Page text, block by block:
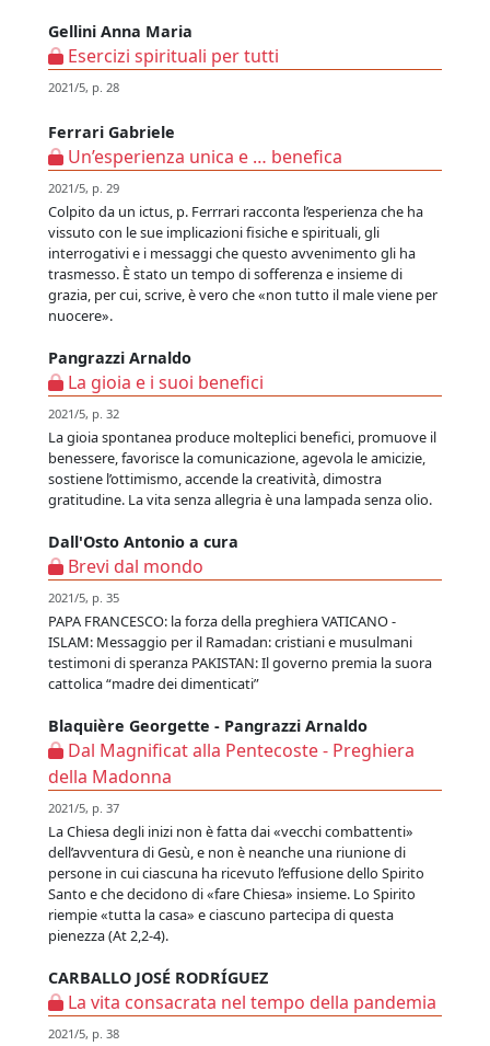
Gellini Anna Maria
Esercizi spirituali per tutti
2021/5, p. 28
Ferrari Gabriele
Un’esperienza unica e … benefica
2021/5, p. 29
Colpito da un ictus, p. Ferrrari racconta l’esperienza che ha
vissuto con le sue implicazioni fisiche e spirituali, gli
interrogativi e i messaggi che questo avvenimento gli ha
trasmesso. È stato un tempo di sofferenza e insieme di
grazia, per cui, scrive, è vero che «non tutto il male viene per
nuocere».
Pangrazzi Arnaldo
La gioia e i suoi benefici
2021/5, p. 32
La gioia spontanea produce molteplici benefici, promuove il
benessere, favorisce la comunicazione, agevola le amicizie,
sostiene l’ottimismo, accende la creatività, dimostra
gratitudine. La vita senza allegria è una lampada senza olio.
Dall'Osto Antonio a cura
Brevi dal mondo
2021/5, p. 35
PAPA FRANCESCO: la forza della preghiera VATICANO -
ISLAM: Messaggio per il Ramadan: cristiani e musulmani
testimoni di speranza PAKISTAN: Il governo premia la suora
cattolica “madre dei dimenticati”
Blaquière Georgette - Pangrazzi Arnaldo
Dal Magnificat alla Pentecoste - Preghiera
della Madonna
2021/5, p. 37
La Chiesa degli inizi non è fatta dai «vecchi combattenti»
dell’avventura di Gesù, e non è neanche una riunione di
persone in cui ciascuna ha ricevuto l’effusione dello Spirito
Santo e che decidono di «fare Chiesa» insieme. Lo Spirito
riempie «tutta la casa» e ciascuno partecipa di questa
pienezza (At 2,2-4).
CARBALLO JOSÉ RODRÍGUEZ
La vita consacrata nel tempo della pandemia
2021/5, p. 38